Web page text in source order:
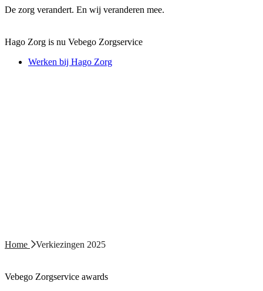
De zorg verandert. En wij veranderen mee.
Hago Zorg is nu Vebego Zorgservice
Werken bij Hago Zorg
Home Verkiezingen 2025
Vebego Zorgservice awards